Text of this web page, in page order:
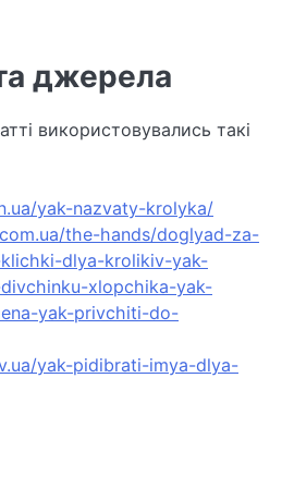
джерела
використовувались такі
yak-nazvaty-krolyka/
the-hands/doglyad-za-
dlya-krolikiv-yak-
xlopchika-yak-
yak-privchiti-do-
yak-pidibrati-imya-dlya-